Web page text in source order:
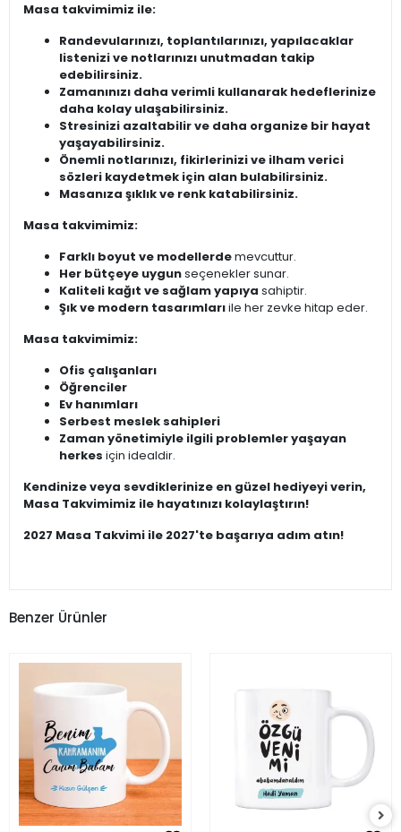
Masa takvimimiz ile:
Randevularınızı, toplantılarınızı, yapılacaklar
listenizi ve notlarınızı unutmadan takip
edebilirsiniz.
Zamanınızı daha verimli kullanarak hedeflerinize
daha kolay ulaşabilirsiniz.
Stresinizi azaltabilir ve daha organize bir hayat
yaşayabilirsiniz.
Önemli notlarınızı, fikirlerinizi ve ilham verici
sözleri kaydetmek için alan bulabilirsiniz.
Masanıza şıklık ve renk katabilirsiniz.
Masa takvimimiz:
Farklı boyut ve modellerdemevcuttur.
Her bütçeye uygunseçenekler sunar.
Kaliteli kağıt ve sağlam yapıya sahiptir.
Şık ve modern tasarımlarıile her zevke hitap eder.
Masa takvimimiz:
Ofis çalışanları
Öğrenciler
Ev hanımları
Serbest meslek sahipleri
Zaman yönetimiyle ilgili problemler yaşayan
herkes için idealdir.
Kendinize veya sevdiklerinize en güzel hediyeyi verin,
Masa Takvimimiz ile hayatınızı kolaylaştırın!
2027 Masa Takvimi ile 2027'te başarıya adım atın!
Benzer Ürünler